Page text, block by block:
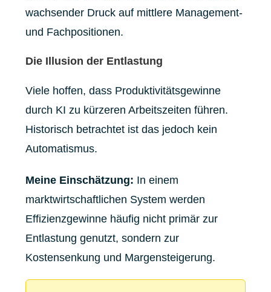
wachsender Druck auf mittlere Management-
und Fachpositionen.
Die Illusion der Entlastung
Viele hoffen, dass Produktivitätsgewinne
durch KI zu kürzeren Arbeitszeiten führen.
Historisch betrachtet ist das jedoch kein
Automatismus.
Meine Einschätzung: In einem
marktwirtschaftlichen System werden
Effizienzgewinne häufig nicht primär zur
Entlastung genutzt, sondern zur
Kostensenkung und Margensteigerung.